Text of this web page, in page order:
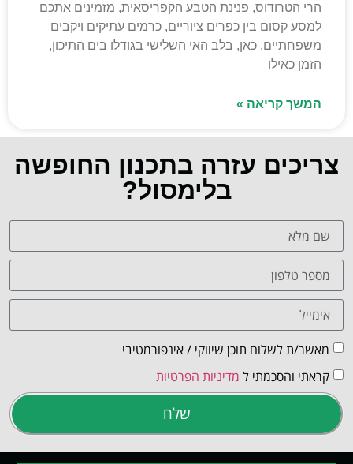
הרי הטרודוס, פנינת הטבע הקפריסאית, מזמינים אתכם
למסע קסום בין כפרים ציוריים, כרמים עתיקים ויקבים
משפחתיים. כאן, בלב האי השלישי בגודלו בים התיכון,
הזמן כאילו
המשך קריאה »
צריכים עזרה בתכנון החופשה
בלימסול?
מאשר/ת לשלוח תוכן שיווקי / אינפורמטיבי
קראתי והסכמתי ל מדיניות הפרטיות
שלח